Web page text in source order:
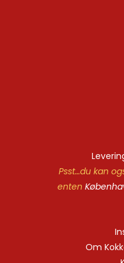
Psst…du kan
enten
Om